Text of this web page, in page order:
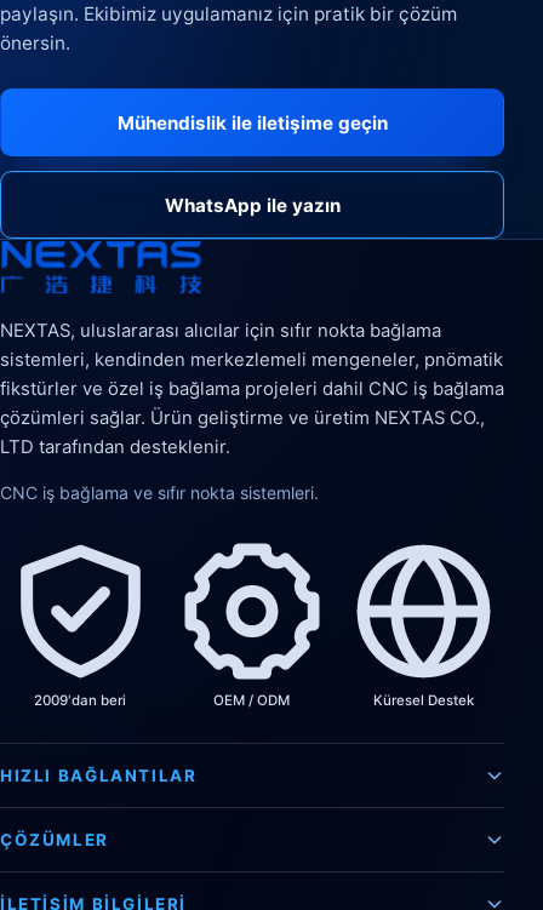
paylaşın. Ekibimiz uygulamanız için pratik bir çözüm
önersin.
Mühendislik ile iletişime geçin
WhatsApp ile yazın
NEXTAS, uluslararası alıcılar için sıfır nokta bağlama
sistemleri, kendinden merkezlemeli mengeneler, pnömatik
fikstürler ve özel iş bağlama projeleri dahil CNC iş bağlama
çözümleri sağlar. Ürün geliştirme ve üretim NEXTAS CO.,
LTD tarafından desteklenir.
CNC iş bağlama ve sıfır nokta sistemleri.
2009'dan beri OEM / ODM Küresel Destek
HIZLI BAĞLANTILAR
ÇÖZÜMLER
İLETIŞIM BILGILERI